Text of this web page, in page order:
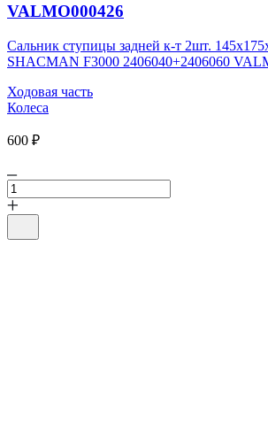
VALMO000426
Сальник ступицы задней к-т 2шт.
SHACMAN F3000 2406040+2406060
Ходовая часть
Колеса
600 ₽